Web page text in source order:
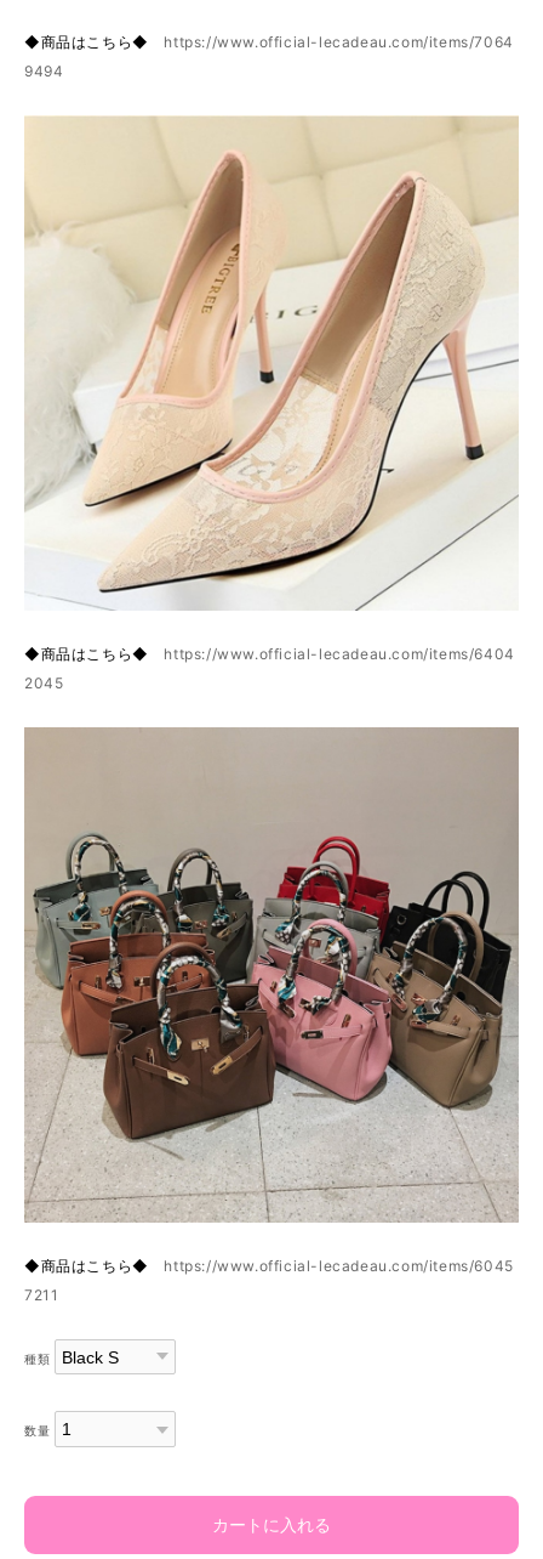
◆商品はこちら◆ https://www.official-lecadeau.com/items/7064
9494
◆商品はこちら◆ https://www.official-lecadeau.com/items/6404
2045
◆商品はこちら◆ https://www.official-lecadeau.com/items/6045
7211
種類
数量
カートに入れる